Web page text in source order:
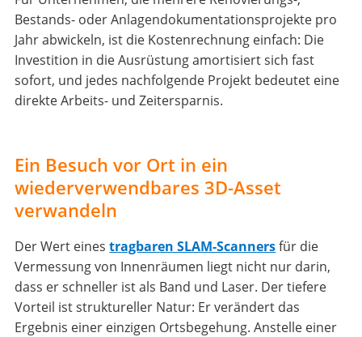
Bestands- oder Anlagendokumentationsprojekte pro
Jahr abwickeln, ist die Kostenrechnung einfach: Die
Investition in die Ausrüstung amortisiert sich fast
sofort, und jedes nachfolgende Projekt bedeutet eine
direkte Arbeits- und Zeitersparnis.
Ein Besuch vor Ort in ein
wiederverwendbares 3D-Asset
verwandeln
Der Wert einestragbaren SLAM-Scannersfür die
Vermessung von Innenräumen liegt nicht nur darin,
dass er schneller ist als Band und Laser. Der tiefere
Vorteil ist struktureller Natur: Er verändert das
Ergebnis einer einzigen Ortsbegehung. Anstelle einer